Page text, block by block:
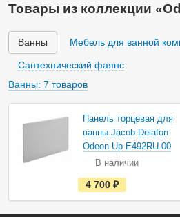
а
ч
и
Товары из коллекции
Ванны Мебель для ванной
Сантехнический фаянс
Ванны: 7 товаров
Панель торцевая для
ванны Jacob Delafon
Odeon Up E492RU-00
В наличии
е
с
т
4 700